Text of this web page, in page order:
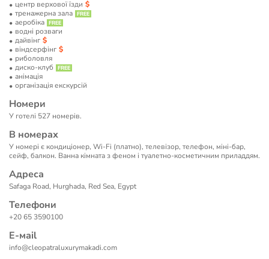
центр верхової їзди
тренажерна зала
аеробіка
водні розваги
дайвінг
віндсерфінг
риболовля
диско-клуб
анімація
організація екскурсій
Номери
У готелі 527 номерів.
В номерах
У номері є кондиціонер, Wi-Fi (платно), телевізор, телефон, міні-бар,
сейф, балкон. Ванна кімната з феном і туалетно-косметичним приладдям.
Адреса
Safaga Road, Hurghada, Red Sea, Egypt
Телефони
+20 65 3590100
Е-маil
info@cleopatraluxurymakadi.com